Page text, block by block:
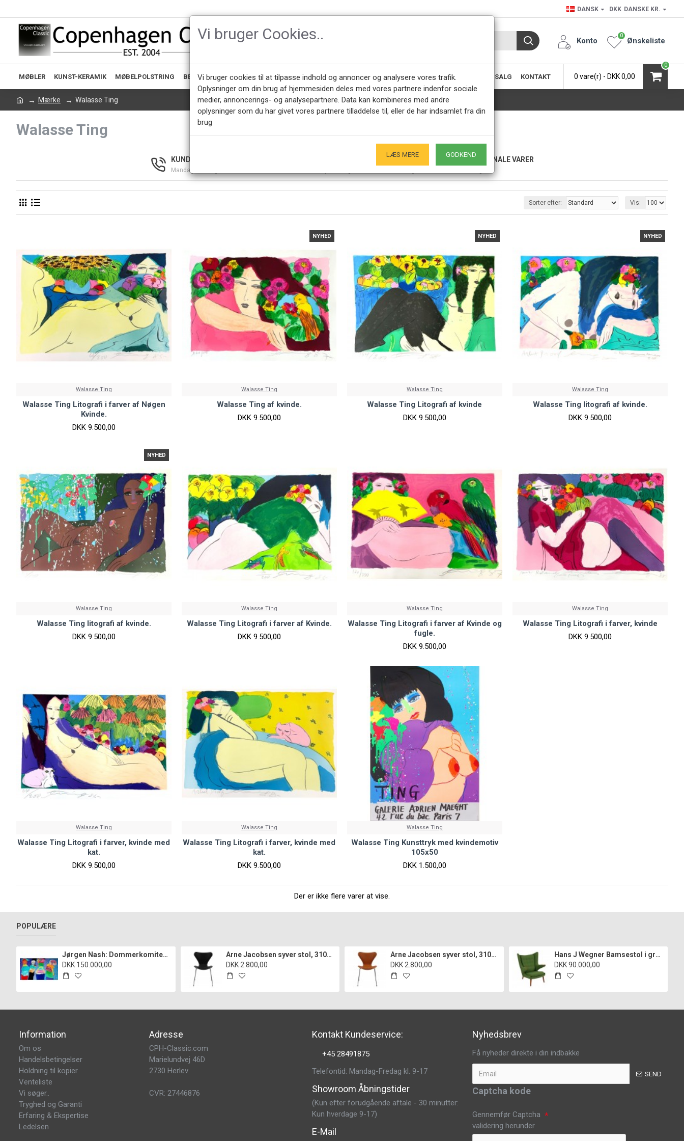
DANSK DKK DANSKE KR.
Konto Ønskeliste
0
MØBLER KUNST-KERAMIK MØBELPOLSTRING BELYSNING TILBEHØR DESIGNER NYHEDER OM CPH-CLASSIC KØB & SALG KONTAKT 0 vare(r) - DKK 0,00
0
Mærke Walasse Ting
Walasse Ting
KUNDESERVICE +45 28491875
Mandag - Fredag 9.00 - 17.00
ÅBNINGSTIDER SHOWROOM KUN ORIGINALE VARER
Sorter efter: Vis:
Walasse Ting
Walasse Ting Litografi i farver af Nøgen
Kvinde.
DKK 9.500,00
NYHED
Walasse Ting
Walasse Ting af kvinde.
DKK 9.500,00
NYHED
Walasse Ting
Walasse Ting Litografi af kvinde
DKK 9.500,00
NYHED
Walasse Ting
Walasse Ting litografi af kvinde.
DKK 9.500,00
NYHED
Walasse Ting
Walasse Ting litografi af kvinde.
DKK 9.500,00
Walasse Ting
Walasse Ting Litografi i farver af Kvinde.
DKK 9.500,00
Walasse Ting
Walasse Ting Litografi i farver af Kvinde og
fugle.
DKK 9.500,00
Walasse Ting
Walasse Ting Litografi i farver, kvinde
DKK 9.500,00
Walasse Ting
Walasse Ting Litografi i farver, kvinde med
kat.
DKK 9.500,00
Walasse Ting
Walasse Ting Litografi i farver, kvinde med
kat.
DKK 9.500,00
Walasse Ting
Walasse Ting Kunsttryk med kvindemotiv
105x50
DKK 1.500,00
Der er ikke flere varer at vise.
POPULÆRE
Jørgen Nash: Dommerkomiteen i Statens hemmelige kunstfond", cd
DKK 150.000,00
Arne Jacobsen syver stol, 3107, nypolstret i sort classic læder
DKK 2.800,00
Arne Jacobsen syver stol, 3107, nypolstret i cognac classic læder
DKK 2.800,00
Hans J Wegner Bamsestol i grønt Hallingdal stof
DKK 90.000,00
Information
Om os
Handelsbetingelser
Holdning til kopier
Venteliste
Vi søger..
Tryghed og Garanti
Erfaring & Ekspertise
Ledelsen
Adresse
CPH-Classic.com
Marielundvej 46D
2730 Herlev
CVR: 27446876
Kontakt Kundeservice:
+45 28491875
Telefontid: Mandag-Fredag kl. 9-17
Showroom Åbningstider
(Kun efter forudgående aftale - 30 minutter:
Kun hverdage 9-17)
E-Mail
Nyhedsbrev
Få nyheder direkte i din indbakke
SEND
Captcha kode
Gennemfør Captcha
validering herunder
Vi bruger Cookies..
Vi bruger cookies til at tilpasse indhold og annoncer og analysere vores trafik.
Oplysninger om din brug af hjemmesiden deles med vores partnere indenfor sociale
medier, annoncerings- og analysepartnere. Data kan kombineres med andre
oplysninger som du har givet vores partnere tilladdelse til, eller de har indsamlet fra din
brug
LÆS MERE GODKEND